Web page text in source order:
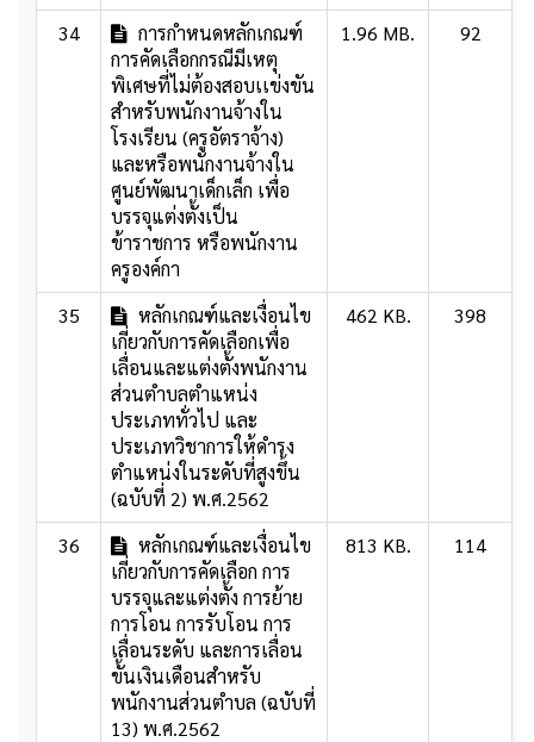
34
การกำหนดหลักเกณฑ์
การคัดเลือกกรณีมีเหตุ
พิเศษที่ไม่ต้องสอบเเข่งขัน
สำหรับพนักงานจ้างใน
โรงเรียน (ครูอัตราจ้าง)
และหรือพนักงานจ้างใน
ศูนย์พัฒนาเด็กเล็ก เพื่อ
บรรจุแต่งตั้งเป็น
ข้าราชการ หรือพนักงาน
ครูองค์กา
1.96 MB. 92
35
หลักเกณฑ์และเงื่อนไข
เกี่ยวกับการคัดเลือกเพื่อ
เลื่อนและแต่งตั้งพนักงาน
ส่วนตำบลตำแหน่ง
ประเภททั่วไป และ
ประเภทวิชาการให้ดำรง
ตำแหน่งในระดับที่สูงขึ้น
(ฉบับที่ 2) พ.ศ.2562
462 KB. 398
36
หลักเกณฑ์และเงื่อนไข
เกี่ยวกับการคัดเลือก การ
บรรจุและแต่งตั้ง การย้าย
การโอน การรับโอน การ
เลื่อนระดับ และการเลื่อน
ขั้นเงินเดือนสำหรับ
พนักงานส่วนตำบล (ฉบับที่
13) พ.ศ.2562
813 KB. 114